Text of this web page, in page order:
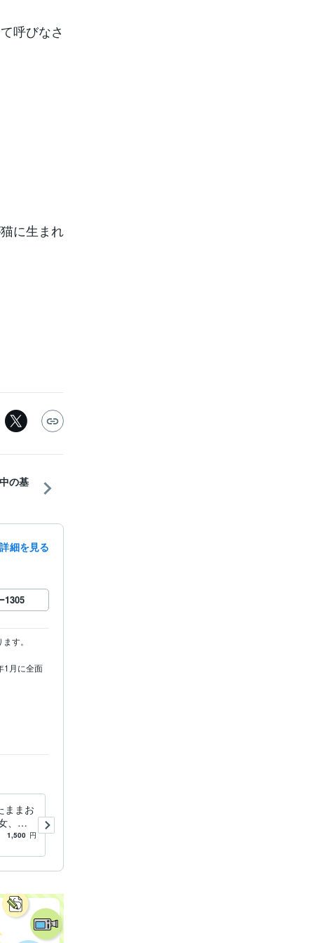
呼びなさ
に生まれ
の基
細を見る
1305
す。
1月に全面
まお
、気
や状況
1,500 円